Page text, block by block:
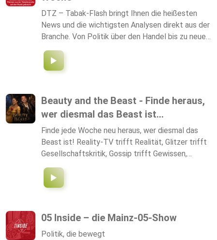
es überall, wo es Podcasts gibt.
DTZ – Tabak-Flash bringt Ihnen die heißesten
News und die wichtigsten Analysen direkt aus der
Branche. Von Politik über den Handel bis zu neuen
Produkten: Kompakt, aktuell und auf den Punkt.
Ihr wöchentliches Markt-Update!
Beauty and the Beast - Finde heraus,
wer diesmal das Beast ist...
Finde jede Woche neu heraus, wer diesmal das
Beast ist! Reality-TV trifft Realität, Glitzer trifft
Gesellschaftskritik, Gossip trifft Gewissen,
Wahrheit trifft Scheinwelt. 🎙️ Comedian Nelson
Mendes und Yvonne Mouhlen bekannt für ihre
pointierten Instagram-Reels, messerscharfen
Meinung, Comedy und ungefilterten Realtalk,
nehmen wie man es von ihnen gewohnt ist, kein
Blatt vor den Mund. Wer Comedy + Klartext liebt,
05 Inside – die Mainz-05-Show
Politik, die bewegt